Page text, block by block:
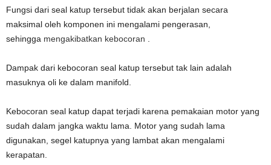
Fungsi dari seal katup tersebut tidak akan berjalan secara
maksimal oleh komponen ini mengalami pengerasan,
sehingga mengakibatkan kebocoran
Dampak dari kebocoran seal katup tersebut tak lain adalah
masuknya oli ke dalam manifold.
Kebocoran seal katup dapat terjadi karena pemakaian motor yang
sudah dalam jangka waktu lama. Motor yang sudah lama
digunakan, segel katupnya yang lambat akan mengalami
kerapatan.